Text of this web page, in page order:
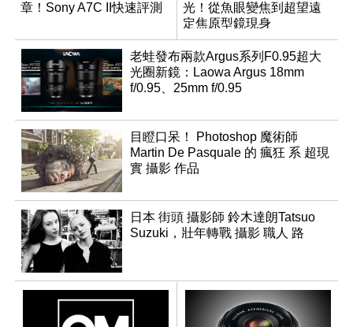
章！Sony A7C II快速評測
光！從魚眼變焦到超望遠
定焦原型鏡現身
老蛙發布兩款Argus系列F0.95超大
光圈新鏡：Laowa Argus 18mm
f/0.95、25mm f/0.95
目瞪口呆！ Photoshop 魔術師
Martin De Pasquale 的 瘋狂 系 超現
實 攝影 作品
日本 街頭 攝影師 鈴木達朗Tatsuo
Suzuki，壯年轉戰 攝影 職人 路